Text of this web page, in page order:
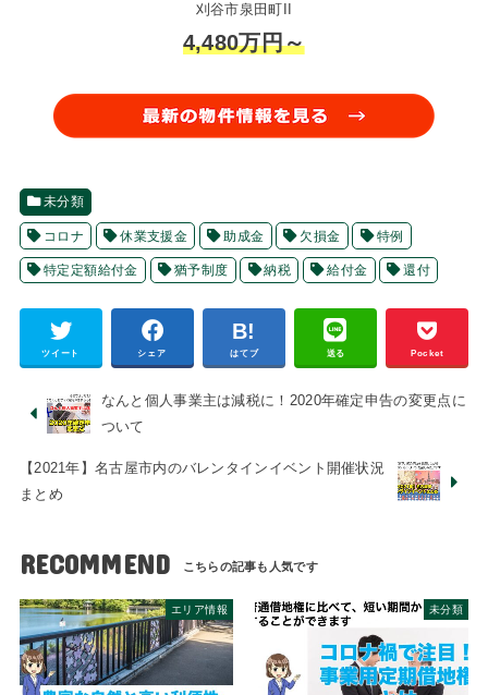
刈谷市泉田町II
4,480万円～
未分類
コロナ 休業支援金 助成金 欠損金 特例
特定定額給付金 猶予制度 納税 給付金 還付
ツイート シェア はてブ 送る Pocket
なんと個人事業主は減税に！2020年確定申告の変更点に
ついて
【2021年】名古屋市内のバレンタインイベント開催状況
まとめ
RECOMMEND
エリア情報 未分類